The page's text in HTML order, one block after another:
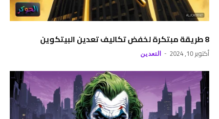
8 طريقة مبتكرة لخفض تكاليف تعدين البيتكوين
أكتوبر 10, 2024 التعدين